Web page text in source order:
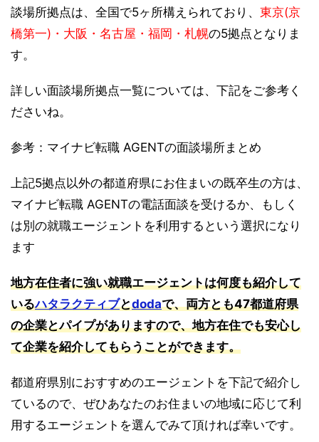
談場所拠点は、全国で5ヶ所構えられており、 東京(京
橋第一)・大阪・名古屋・福岡・札幌の5拠点となりま
す。
詳しい面談場所拠点一覧については、下記をご参考く
ださいね。
参考：マイナビ転職 AGENTの面談場所まとめ
上記5拠点以外の都道府県にお住まいの既卒生の方は、
マイナビ転職 AGENTの電話面談を受けるか、もしく
は別の就職エージェントを利用するという選択になり
ます
地方在住者に強い就職エージェントは何度も紹介して
いるハタラクティブとdodaで、両方とも47都道府県
の企業とパイプがありますので、地方在住でも安心し
て企業を紹介してもらうことができます。
都道府県別におすすめのエージェントを下記で紹介し
ているので、ぜひあなたのお住まいの地域に応じて利
用するエージェントを選んでみて頂ければ幸いです。